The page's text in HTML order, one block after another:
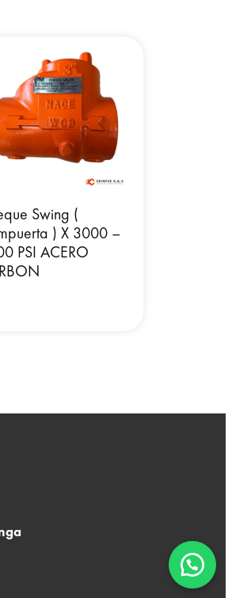
Swing (
) X 3000 –
PSI ACERO